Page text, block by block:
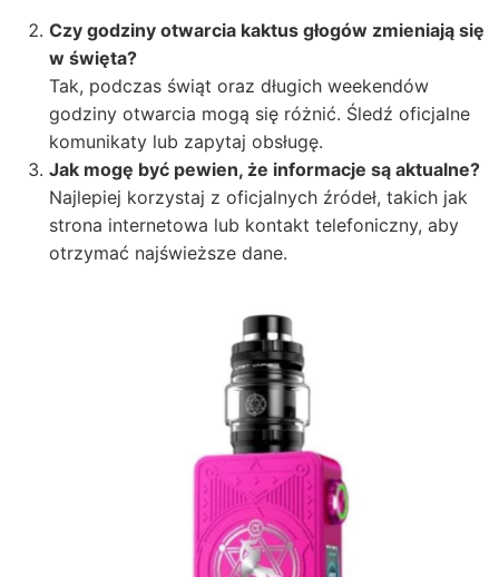
Czy godziny otwarcia kaktus głogów zmieniają się
w święta?
Tak, podczas świąt oraz długich weekendów
godziny otwarcia mogą się różnić. Śledź oficjalne
komunikaty lub zapytaj obsługę.
Jak mogę być pewien, że informacje są aktualne?
Najlepiej korzystaj z oficjalnych źródeł, takich jak
strona internetowa lub kontakt telefoniczny, aby
otrzymać najświeższe dane.